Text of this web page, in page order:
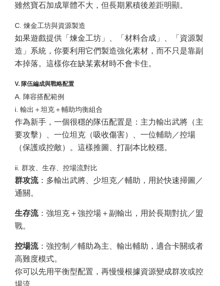
雖然寶石加成單體不大，但長期累積後差距明顯。
C. 煉金工坊與資源製造
如果遊戲提供「煉金工坊」、「材料合成」、「資源製
造」系統，你要利用它們製造強化素材，而不只是靠副
本掉落。這樣你在缺某素材時不會卡住。
V. 隊伍編成與戰略配置
A. 陣容搭配範例
i. 輸出＋坦克＋輔助均衡組合
作為新手，一個很穩的隊伍配置是：主力輸出武將（主
要攻擊）、一位坦克（吸收傷害）、一位輔助／控場
（保護或控敵）。這樣推圖、打副本比較穩。
ii. 群攻、生存、控場流對比
群攻流：多輸出武將、少坦克／輔助，用於快速掃圖／
通關。
生存流：強坦克＋強控場＋副輸出，用於長期對抗／盟
戰。
控場流：強控制／輔助為主、輸出輔助，適合卡關或者
高難度模式。
你可以先用平衡型配置，再慢慢根據資源變成群攻或控
場流。